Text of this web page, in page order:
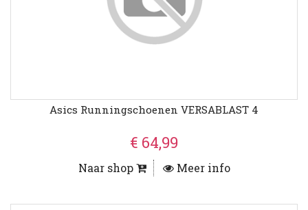
Asics Runningschoenen VERSABLAST 4
€ 64,99
Naar shop Meer info